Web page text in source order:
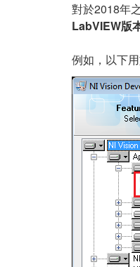
對於2018年
LabVIEW版
例如，以下